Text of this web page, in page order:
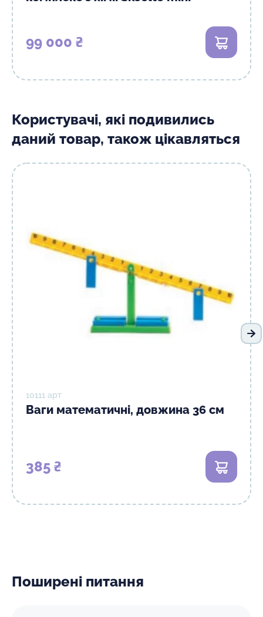
99 000 ₴ В кошик
Користувачі, які подивились
даний товар, також цікавляться
10111 арт
Ваги математичні, довжина 36 см
385 ₴ В кошик
Поширені питання